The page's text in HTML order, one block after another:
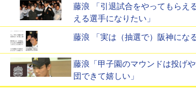
藤浪 「引退試合をやってもらえ
える選手になりたい」
藤浪 「実は（抽選で）阪神にな
藤浪「甲子園のマウンドは投げ
団できて嬉しい」